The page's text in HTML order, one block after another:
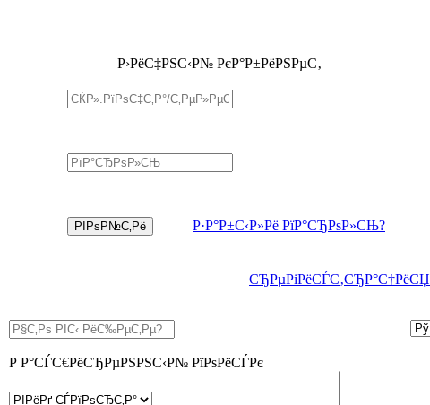
Р›РёС‡РЅС‹Р№ РєР°Р±РёРЅРµС‚
Р·Р°Р±С‹Р»Рё РїР°СЂРѕР»СЊ?
СЂРµРіРёСЃС‚СЂР°С†РёСЏ
Р Р°СЃС€РёСЂРµРЅРЅС‹Р№ РїРѕРёСЃРє